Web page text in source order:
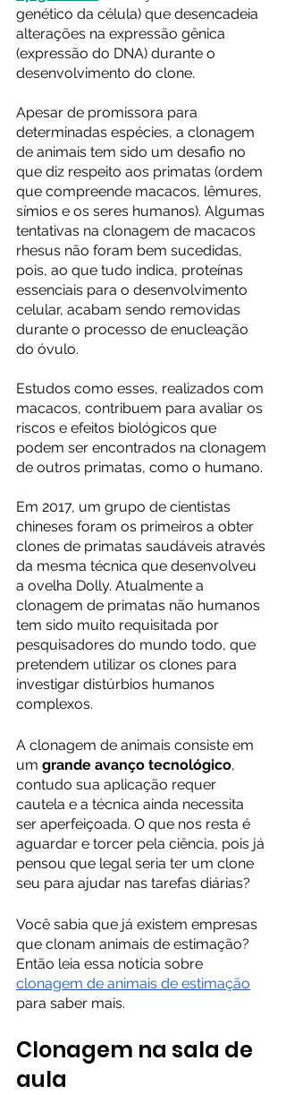
genético da célula) que desencadeia
alterações na expressão gênica
(expressão do DNA) durante o
desenvolvimento do clone.
Apesar de promissora para
determinadas espécies, a clonagem
de animais tem sido um desafio no
que diz respeito aos primatas (ordem
que compreende macacos, lêmures,
símios e os seres humanos). Algumas
tentativas na clonagem de macacos
rhesus não foram bem sucedidas,
pois, ao que tudo indica, proteínas
essenciais para o desenvolvimento
celular, acabam sendo removidas
durante o processo de enucleação
do óvulo.
Estudos como esses, realizados com
macacos, contribuem para avaliar os
riscos e efeitos biológicos que
podem ser encontrados na clonagem
de outros primatas, como o humano.
Em 2017, um grupo de cientistas
chineses foram os primeiros a obter
clones de primatas saudáveis através
da mesma técnica que desenvolveu
a ovelha Dolly. Atualmente a
clonagem de primatas não humanos
tem sido muito requisitada por
pesquisadores do mundo todo, que
pretendem utilizar os clones para
investigar distúrbios humanos
complexos.
A clonagem de animais consiste em
um grande avanço tecnológico,
contudo sua aplicação requer
cautela e a técnica ainda necessita
ser aperfeiçoada. O que nos resta é
aguardar e torcer pela ciência, pois já
pensou que legal seria ter um clone
seu para ajudar nas tarefas diárias?
Você sabia que já existem empresas
que clonam animais de estimação?
Então leia essa notícia sobre
clonagem de animais de estimação
para saber mais.
Clonagem na sala de
aula